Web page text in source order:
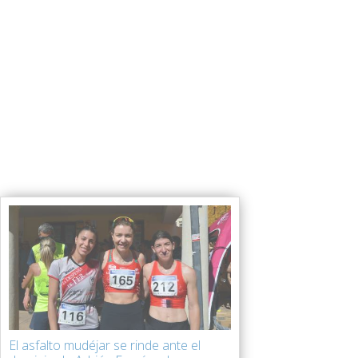
El asfalto mudéjar se rinde ante el